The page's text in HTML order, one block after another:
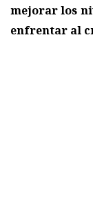
mejorar los
enfrentar al